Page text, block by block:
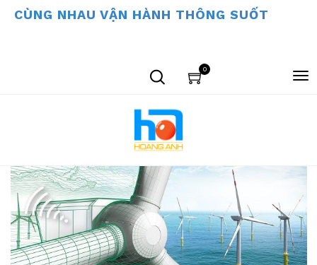
CÙNG NHAU VẬN HÀNH THÔNG SUỐT
0